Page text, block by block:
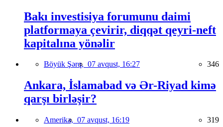
Bakı investisiya forumunu daimi
platformaya çevirir, diqqət qeyri-neft
kapitalına yönəlir
Böyük Şərq, 07 avqust, 16:27 346
Ankara, İslamabad və Ər-Riyad kimə
qarşı birləşir?
Amerika, 07 avqust, 16:19 319